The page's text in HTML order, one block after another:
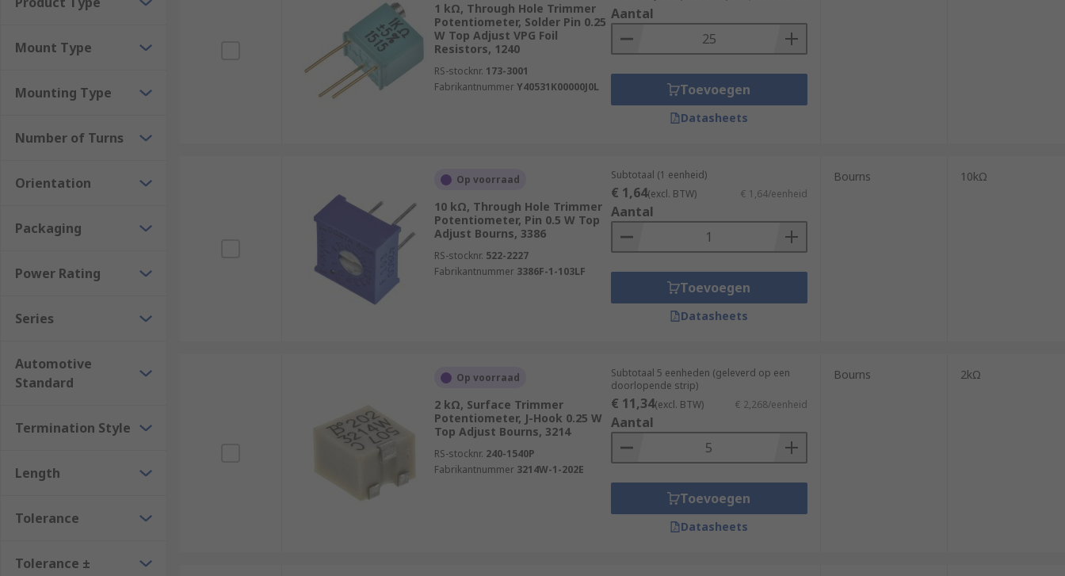
Mount Type
Mounting Type
Number of Turns
Orientation
Packaging
Power Rating
Series
Automotive
Standard
Termination Style
Length
Tolerance
Tolerance ±
1 kΩ, Through Hole Trimmer
Potentiometer, Solder Pin 0.25
W Top Adjust VPG Foil
Resistors, 1240
RS-stocknr. 173-3001
FabrikantnummerY40531K00000J0L
Aantal
Toevoegen
Datasheets
Op voorraad
10 kΩ, Through Hole Trimmer
Potentiometer, Pin 0.5 W Top
Adjust Bourns, 3386
RS-stocknr. 522-2227
Fabrikantnummer 3386F-1-103LF
Subtotaal (1 eenheid)
€ 1,64(excl. BTW) € 1,64/eenheid
Aantal
Toevoegen
Datasheets
Bourns 10kΩ
Op voorraad
2 kΩ, Surface Trimmer
Potentiometer, J-Hook 0.25 W
Top Adjust Bourns, 3214
RS-stocknr. 240-1540P
Fabrikantnummer 3214W-1-202E
Subtotaal 5 eenheden (geleverd op een
doorlopende strip)
€ 11,34(excl. BTW) € 2,268/eenheid
Aantal
Toevoegen
Datasheets
Bourns 2kΩ